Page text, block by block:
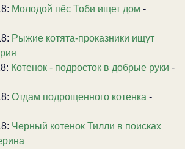
Молодой пёс Тоби ищет дом -
Рыжие котята-проказники ищут
Котенок - подросток в добрые руки -
Отдам подрощенного котенка -
Черный котенок Тилли в поисках